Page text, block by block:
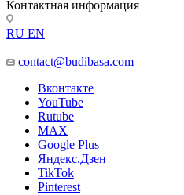
Контактная информация
RU EN
contact@budibasa.com
Вконтакте
YouTube
Rutube
MAX
Google Plus
Яндекс.Дзен
TikTok
Pinterest